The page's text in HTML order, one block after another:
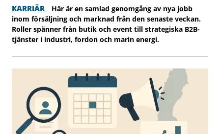
KARRIÄR
Här är en samlad genomgång av nya jobb
inom försäljning och marknad från den senaste veckan.
Roller spänner från butik och event till strategiska B2B-
tjänster i industri, fordon och marin energi.